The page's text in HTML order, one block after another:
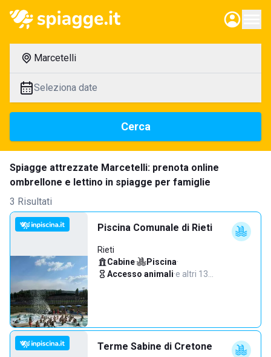
Marcetelli
Seleziona date
Cerca
Spiagge attrezzate Marcetelli: prenota online
ombrellone e lettino in spiagge per famiglie
3 Risultati
Piscina Comunale di Rieti
Rieti
Cabine· Piscina·
Accesso animali·e altri 13…
Terme Sabine di Cretone